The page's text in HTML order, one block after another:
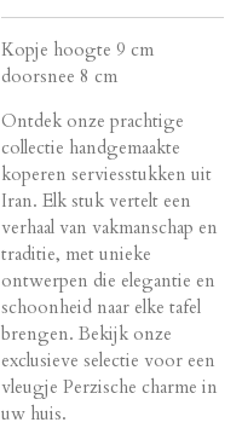
Kopje hoogte 9 cm
doorsnee 8 cm
Ontdek onze prachtige
collectie handgemaakte
koperen serviesstukken uit
Iran. Elk stuk vertelt een
verhaal van vakmanschap en
traditie, met unieke
ontwerpen die elegantie en
schoonheid naar elke tafel
brengen. Bekijk onze
exclusieve selectie voor een
vleugje Perzische charme in
uw huis.